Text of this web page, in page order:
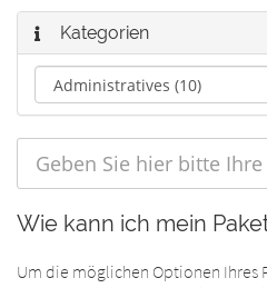
Kategorien
Wie kann ich mein
Um die möglichen Optionen Ihres